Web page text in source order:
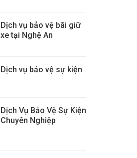
Dịch vụ bảo vệ bãi giữ
xe tại Nghệ An
Dịch vụ bảo vệ sự kiện
Dịch Vụ Bảo Vệ Sự Kiện
Chuyên Nghiệp